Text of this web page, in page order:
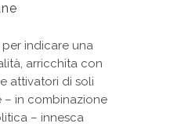
indicare una
arricchita con
attivatori di soli
– in combinazione
– innesca